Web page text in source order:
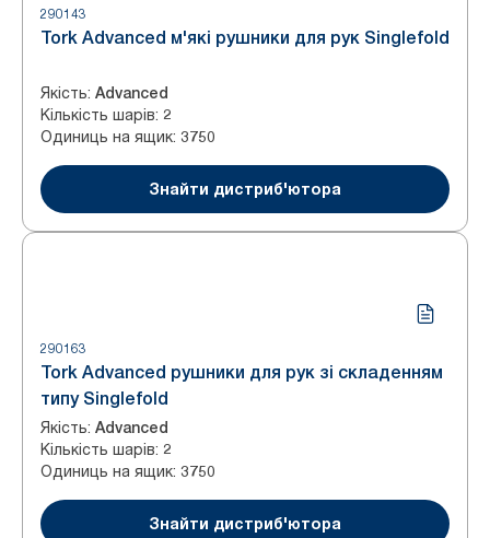
290143
Tork Advanced м'які рушники для рук Singlefold
Якість: Advanced
Кількість шарів: 2
Одиниць на ящик: 3750
Знайти дистриб'ютора
290163
Tork Advanced рушники для рук зі складенням
типу Singlefold
Якість: Advanced
Кількість шарів: 2
Одиниць на ящик: 3750
Знайти дистриб'ютора